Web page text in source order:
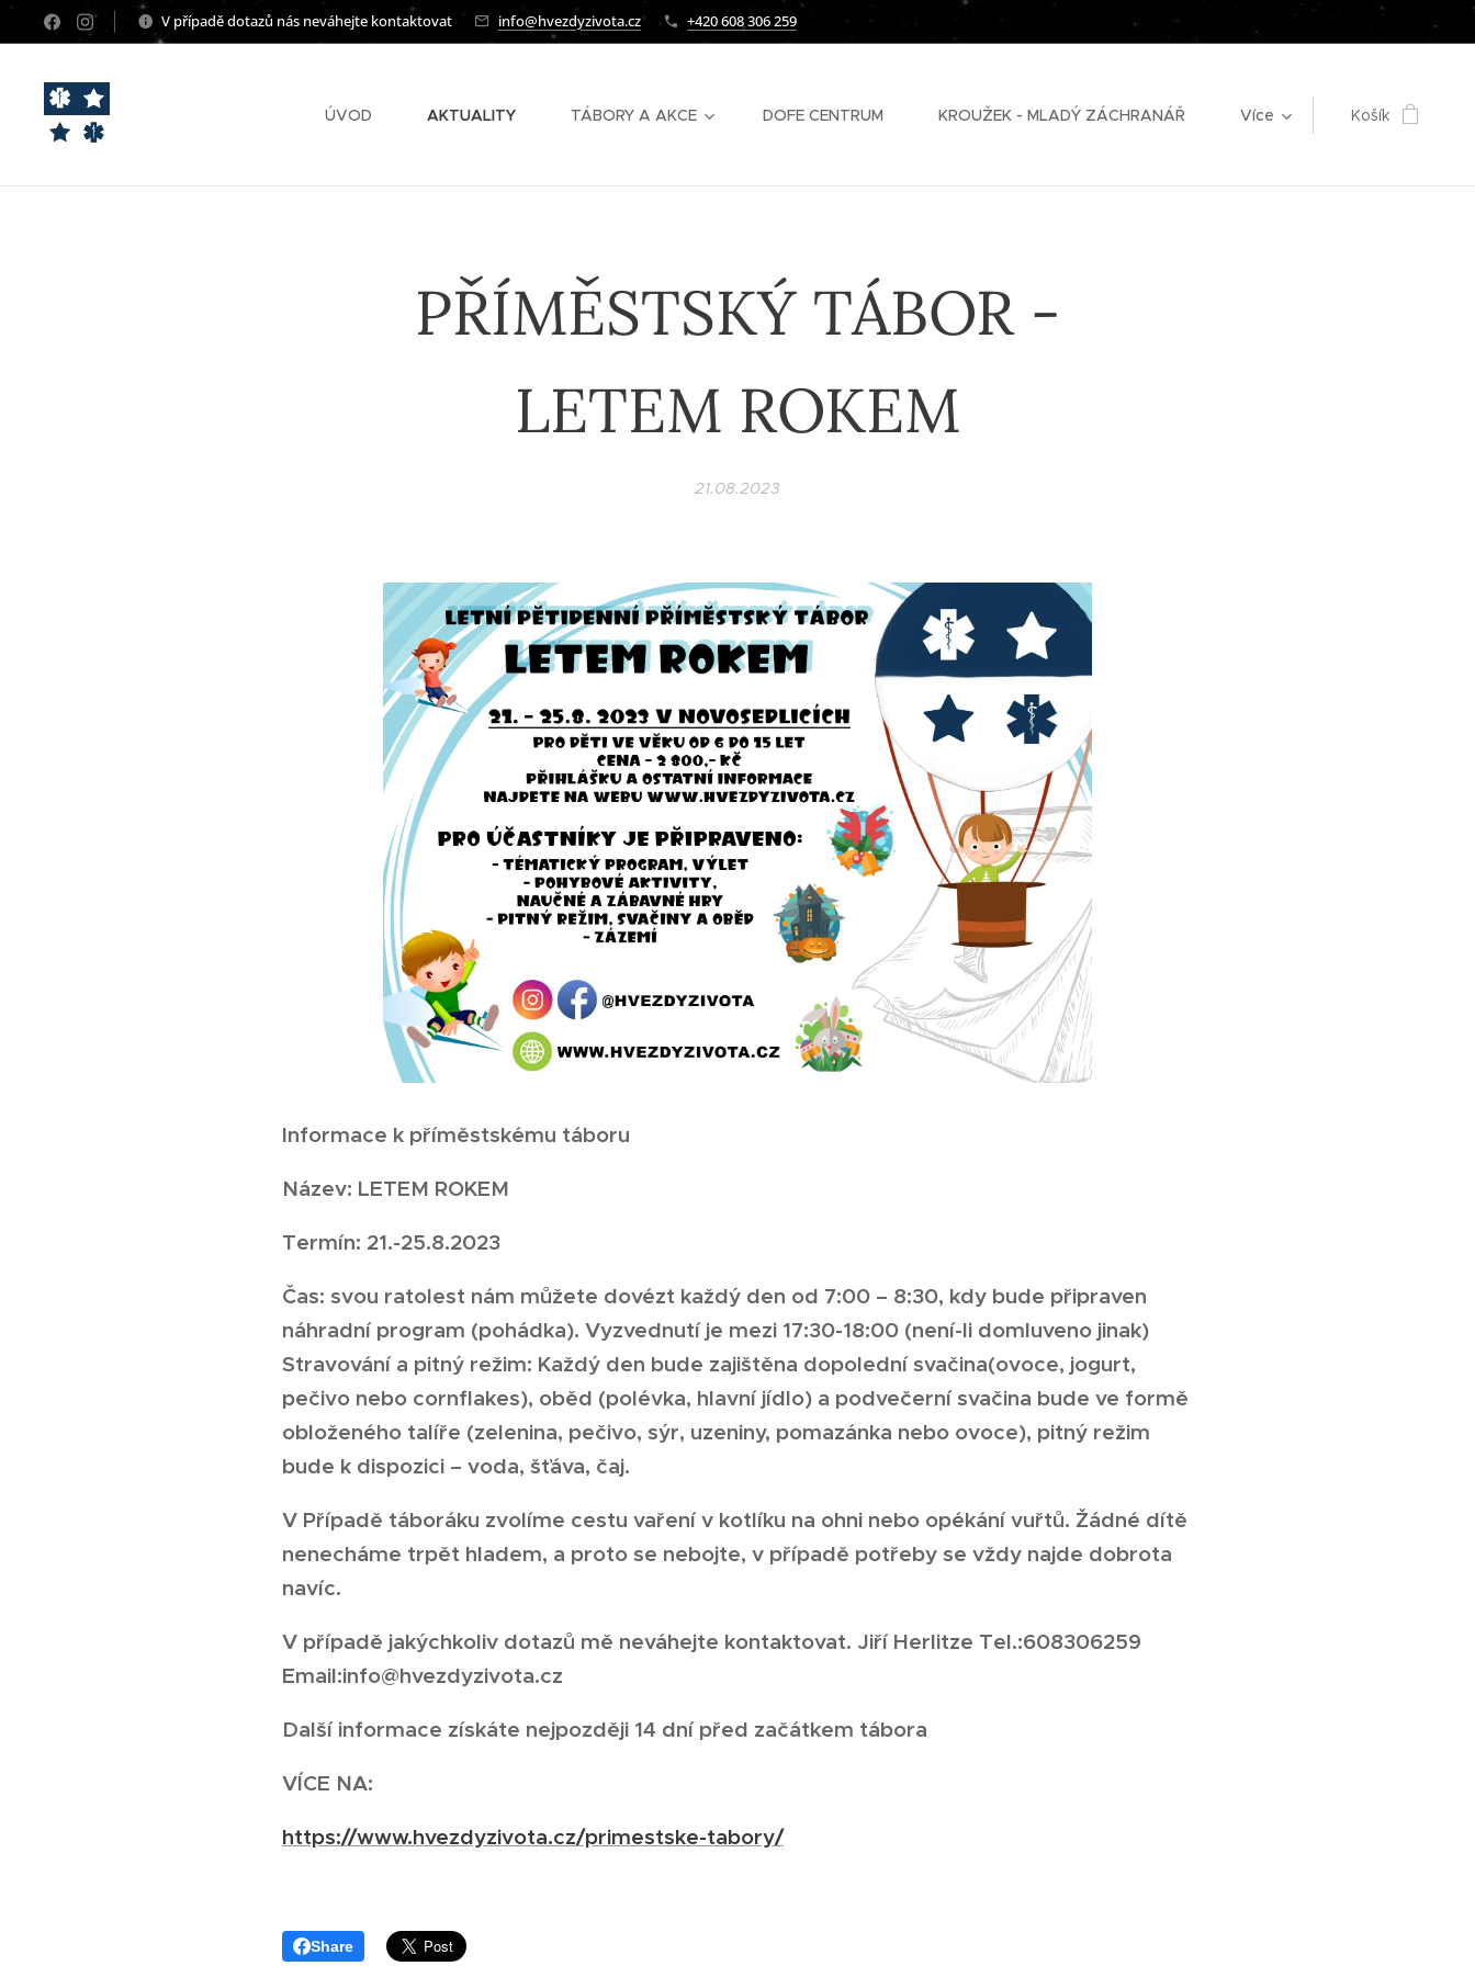
V případě dotazů nás neváhejte kontaktovat info@hvezdyzivota.cz +420 608 306 259
ÚVOD AKTUALITY TÁBORY A AKCE DOFE CENTRUM KROUŽEK - MLADÝ ZÁCHRANÁŘ Více Košík
PŘÍMĚSTSKÝ TÁBOR -
LETEM ROKEM
21.08.2023
Informace k příměstskému táboru
Název: LETEM ROKEM
Termín: 21.-25.8.2023
Čas: svou ratolest nám můžete dovézt každý den od 7:00 – 8:30, kdy bude připraven
náhradní program (pohádka). Vyzvednutí je mezi 17:30-18:00 (není-li domluveno jinak)
Stravování a pitný režim: Každý den bude zajištěna dopolední svačina(ovoce, jogurt,
pečivo nebo cornflakes), oběd (polévka, hlavní jídlo) a podvečerní svačina bude ve formě
obloženého talíře (zelenina, pečivo, sýr, uzeniny, pomazánka nebo ovoce), pitný režim
bude k dispozici – voda, šťáva, čaj.
V Případě táboráku zvolíme cestu vaření v kotlíku na ohni nebo opékání vuřtů. Žádné dítě
nenecháme trpět hladem, a proto se nebojte, v případě potřeby se vždy najde dobrota
navíc.
V případě jakýchkoliv dotazů mě neváhejte kontaktovat. Jiří Herlitze Tel.:608306259
Email:info@hvezdyzivota.cz
Další informace získáte nejpozději 14 dní před začátkem tábora
VÍCE NA:
https://www.hvezdyzivota.cz/primestske-tabory/
Share